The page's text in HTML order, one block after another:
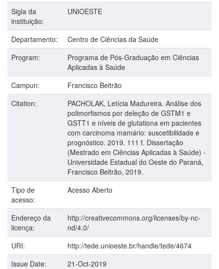
Sigla da
instituição:
UNIOESTE
Departamento:
Centro de Ciências da Saúde
Program:
Programa de Pós-Graduação em Ciências
Aplicadas à Saúde
Campun:
Francisco Beltrão
Citation:
PACHOLAK, Letícia Madureira. Análise dos
polimorfismos por deleção de GSTM1 e
GSTT1 e níveis de glutationa em pacientes
com carcinoma mamário: suscetibilidade e
prognóstico. 2019. 111 f. Dissertação
(Mestrado em Ciências Aplicadas à Saúde) -
Universidade Estadual do Oeste do Paraná,
Francisco Beltrão, 2019.
Tipo de
acesso:
Acesso Aberto
Endereço da
licença:
http://creativecommons.org/licenses/by-nc-
nd/4.0/
URI:
http://tede.unioeste.br/handle/tede/4674
Issue Date:
21-Oct-2019